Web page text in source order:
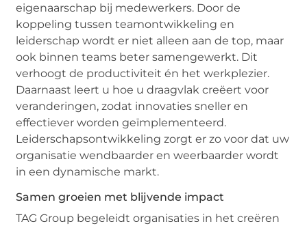
eigenaarschap bij medewerkers. Door de
koppeling tussen teamontwikkeling en
leiderschap wordt er niet alleen aan de top, maar
ook binnen teams beter samengewerkt. Dit
verhoogt de productiviteit én het werkplezier.
Daarnaast leert u hoe u draagvlak creëert voor
veranderingen, zodat innovaties sneller en
effectiever worden geïmplementeerd.
Leiderschapsontwikkeling zorgt er zo voor dat uw
organisatie wendbaarder en weerbaarder wordt
in een dynamische markt.
Samen groeien met blijvende impact
TAG Group begeleidt organisaties in het creëren